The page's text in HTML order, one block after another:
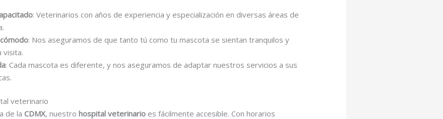
: Veterinarios con años de experiencia y especialización en diversas áreas de
: Nos aseguramos de que tanto tú como tu mascota se sientan tranquilos y
visita.
: Cada mascota es diferente, y nos aseguramos de adaptar nuestros servicios a sus
veterinario
de la CDMX, nuestro hospital veterinario es fácilmente accesible. Con horarios